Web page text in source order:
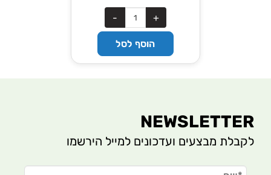
הוסף לסל
NEWSLETTER
לקבלת מבצעים ועדכונים למייל הירשמו